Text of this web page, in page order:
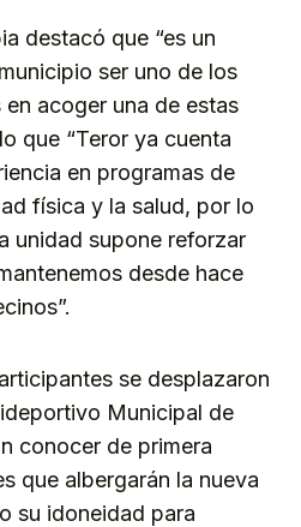
destacó que “es un
ser uno de los
en acoger una de estas
que “Teror ya cuenta
en programas de
física y la salud, por lo
unidad supone reforzar
desde hace
se desplazaron
Municipal de
conocer de primera
que albergarán la nueva
su idoneidad para